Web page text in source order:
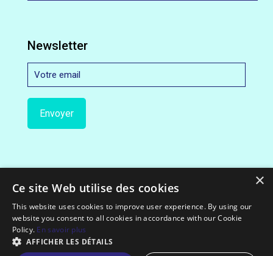
Newsletter
© 2012-2022 Exceloco.com || All Rights Reserved.
×
Ce site Web utilise des cookies
This website uses cookies to improve user experience. By using our
website you consent to all cookies in accordance with our Cookie
Policy. En savoir plus
AFFICHER LES DÉTAILS